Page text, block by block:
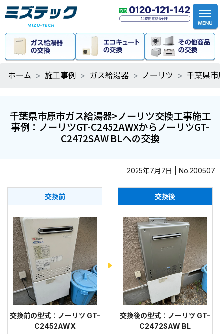
ホーム 施工事例 ガス給湯器 ノーリツ 千葉県
千葉県市原市ガス給湯器>ノーリツ交換工事施工
事例：ノーリツGT-C2452AWXからノーリツGT-
C2472SAW BLへの交換
2025年7月7日 | No.200507
交換前
交換前の型式：ノーリツ GT-
C2452AWX
交換後
交換後の型式：ノーリツ GT-
C2472SAW BL